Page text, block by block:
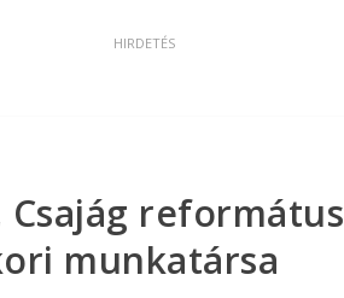
Csajág református
munkatársa